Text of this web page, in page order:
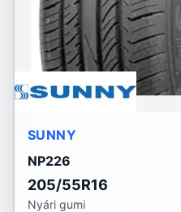
SUNNY
NP226
205/55R16
Nyári gumi